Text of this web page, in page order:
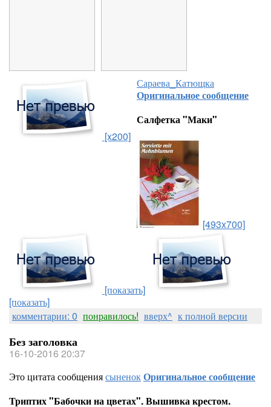
[x200]
Сараева_Катющка
Оригинальное сообщение
Салфетка "Маки"
[493x700]
[показать]
[показать]
комментарии: 0 понравилось! вверх^ к полной версии
Без заголовка
16-10-2016 20:37
Это цитата сообщениясыненокОригинальное сообщение
Триптих "Бабочки на цветах". Вышивка крестом.